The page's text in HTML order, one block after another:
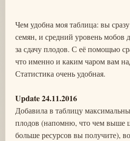
Чем удобна моя таблица: вы
семян, и средний уровень мобов
за сдачу плодов. С её помощью
что именно и каким чаром вам
Статистика очень удобная.
Update 24.11.2016
Добавила в таблицу
плодов (напомню, что чем выше
больше ресурсов вы получите),